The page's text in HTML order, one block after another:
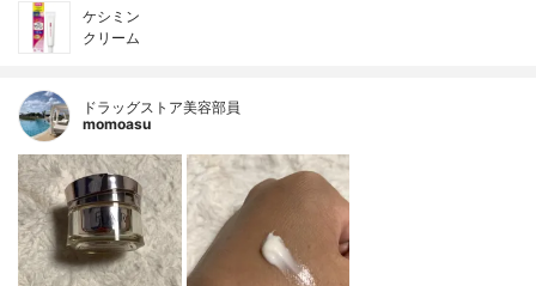
ケシミン
クリーム
ドラッグストア美容部員
momoasu